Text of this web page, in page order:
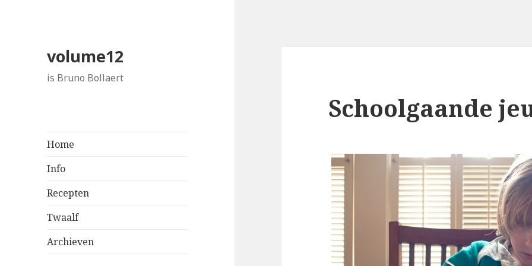
volume12
is Bruno Bollaert
Home
Info
Recepten
Twaalf
Archieven
Schoolgaande